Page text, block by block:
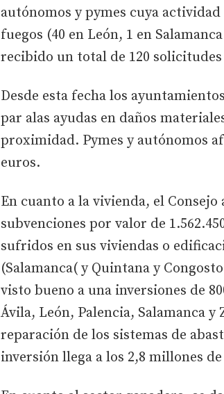
autónomos y pymes cuya
fuegos (40 en León, 1 en
recibido un total de 120
Desde esta fecha los
par alas ayudas en daños
proximidad. Pymes y autónomos
euros.
En cuanto a la vivienda, el
subvenciones por valor de
sufridos en sus viviendas o
(Salamanca( y Quintana y
visto bueno a una inversiones de
Ávila, León, Palencia, Salamanca
reparación de los sistemas de
inversión llega a los 2,8 millones